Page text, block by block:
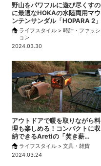
野山をパワフルに遊び尽くすの
に最適なHOKAの水陸両用マウ
ンテンサンダル「HOPARA 2」
ライフスタイル > 時計・ファッシ
ョン
2024.03.30
アウトドアで暖を取りながら料
理も楽しめる！コンパクトに収
納できるAretiの「焚き薪…
ライフスタイル > 文具・雑貨
2024.03.24